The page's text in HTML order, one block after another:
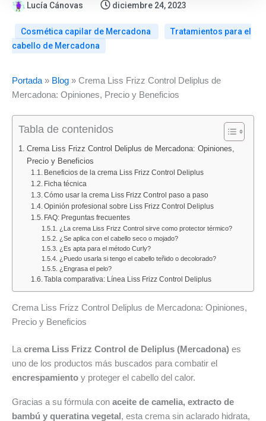
Lucía Cánovas diciembre 24, 2023
Cosmética capilar de Mercadona
Tratamientos para el
cabello de Mercadona
Portada» Blog » Crema Liss Frizz Control Deliplus de
Mercadona: Opiniones, Precio y Beneficios
Tabla de contenidos
Crema Liss Frizz Control Deliplus de Mercadona: Opiniones,
Precio y Beneficios
Beneficios de la crema Liss Frizz Control Deliplus
Ficha técnica
Cómo usar la crema Liss Frizz Control paso a paso
Opinión profesional sobre Liss Frizz Control Deliplus
FAQ: Preguntas frecuentes
¿La crema Liss Frizz Control sirve como protector térmico?
¿Se aplica con el cabello seco o mojado?
¿Es apta para el método Curly?
¿Puedo usarla si tengo el cabello teñido o decolorado?
¿Engrasa el pelo?
Tabla comparativa: Línea Liss Frizz Control Deliplus
Crema Liss Frizz Control Deliplus de Mercadona: Opiniones,
Precio y Beneficios
La crema Liss Frizz Control de Deliplus (Mercadona) es
uno de los productos más buscados para combatir el
encrespamiento y proteger el cabello del calor.
Gracias a su fórmula con aceite de camelia, extracto de
bambú y queratina vegetal , esta crema sin aclarado hidrata,
Mascarilla
Protect
Mercadona:
profesional
probarla
cabello
y
baño
Frutal
Deliplus
piel
normal
1
L:
limpieza
diaria
fresca
y
económica
Mercadona
Novedades
fragancias
Mercadona
2025:
Pistacho,
y
Deliplus